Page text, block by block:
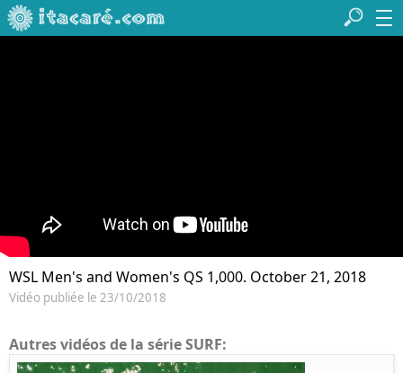
WSL Men's and Women's QS 1,000. October 21, 2018
Vidéo publiée le 23/10/2018
Autres vidéos de la série SURF: